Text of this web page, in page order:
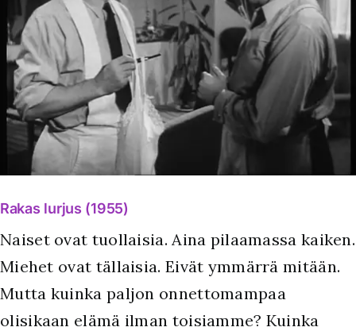
Rakas lurjus (1955)
Naiset ovat tuollaisia. Aina pilaamassa kaiken.
Miehet ovat tällaisia. Eivät ymmärrä mitään.
Mutta kuinka paljon onnettomampaa
olisikaan elämä ilman toisiamme? Kuinka